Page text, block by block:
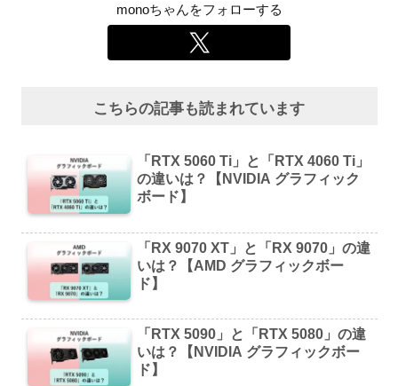
monoちゃんをフォローする
こちらの記事も読まれています
「RTX 5060 Ti」と「RTX 4060 Ti」
の違いは？【NVIDIA グラフィック
ボード】
「RX 9070 XT」と「RX 9070」の違
いは？【AMD グラフィックボー
ド】
「RTX 5090」と「RTX 5080」の違
いは？【NVIDIA グラフィックボー
ド】